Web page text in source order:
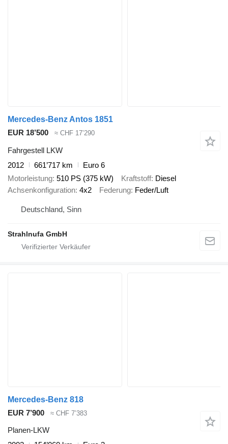
Mercedes-Benz Antos 1851
EUR 18’500
≈ CHF 17’290
Fahrgestell LKW
2012
661’717 km
Euro 6
Motorleistung 510 PS (375 kW) Kraftstoff Diesel
Achsenkonfiguration 4x2 Federung Feder/Luft
Deutschland, Sinn
Strahlnufa GmbH
Mercedes-Benz 818
EUR 7’900
≈ CHF 7’383
Planen-LKW